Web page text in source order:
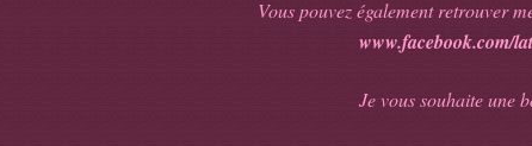
Vous pouvez également retrouver
www.facebook.com/
Je vous souhaite une